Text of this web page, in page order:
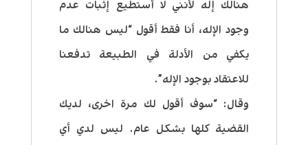
هنالك إله لأنني لا أستطيع إثبات عدم
وجود الإله، أنا فقط أقول “ليس هنالك ما
يكفي من الأدلة في الطبيعة تدفعنا
للاعتقاد بوجود الإله”.
وقال: “سوف أقول لك مرة اخرى، لديك
القضية كلها بشكل عام. ليس لدي أي